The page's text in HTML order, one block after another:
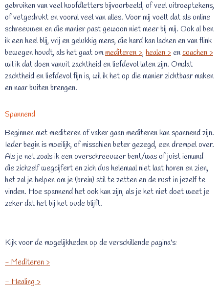
gebruiken van veel hoofdletters bijvoorbeeld, of veel uitroeptekens,
of vetgedrukt en vooral veel van alles. Voor mij voelt dat als online
schreeuwen en die manier past gewoon niet meer bij mij. Ook al ben
ik een heel blij, vrij en gelukkig mens, die hard kan lachen en van flink
bewegen houdt, als het gaat ommediteren >, healen > en coachen >
wil ik dat doen vanuit zachtheid en liefdevol laten zijn. Omdat
zachtheid en liefdevol fijn is, wil ik het op die manier zichtbaar maken
en naar buiten brengen.
Spannend
Beginnen met mediteren of vaker gaan mediteren kan spannend zijn.
Ieder begin is moeilijk, of misschien beter gezegd, een drempel over.
Als je net zoals ik een overschreeuwer bent/was of juist iemand
die zichzelf wegcijfert en zich dus helemaal niet laat horen en zien,
het zal je helpen om je (brein) stil te zetten en de rust in jezelf te
vinden. Hoe spannend het ook kan zijn, als je het niet doet weet je
zeker dat het bij het oude blijft.
Kijk voor de mogelijkheden op de verschillende pagina's:
- Mediteren >
- Healing >